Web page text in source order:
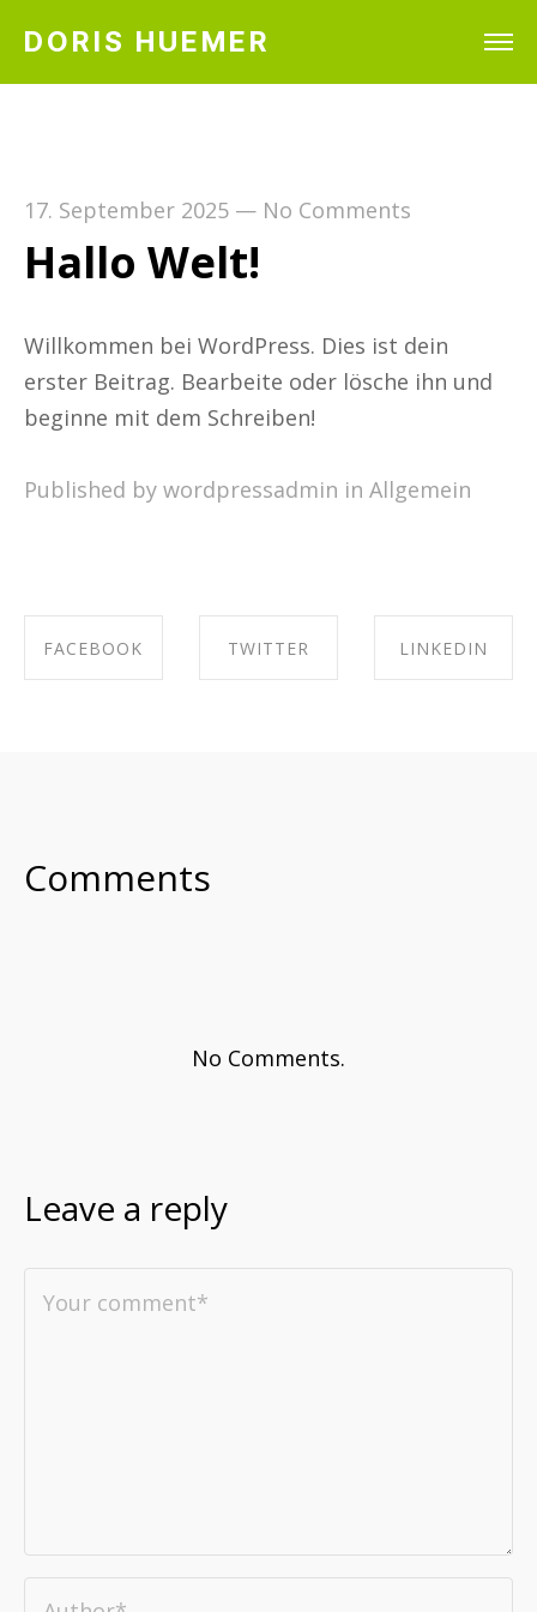
DORIS HUEMER
17. September 2025— No Comments
Hallo Welt!
Willkommen bei WordPress. Dies ist dein
erster Beitrag. Bearbeite oder lösche ihn und
beginne mit dem Schreiben!
Published by wordpressadmin in Allgemein
FACEBOOK TWITTER LINKEDIN
Comments
No Comments.
Leave a reply